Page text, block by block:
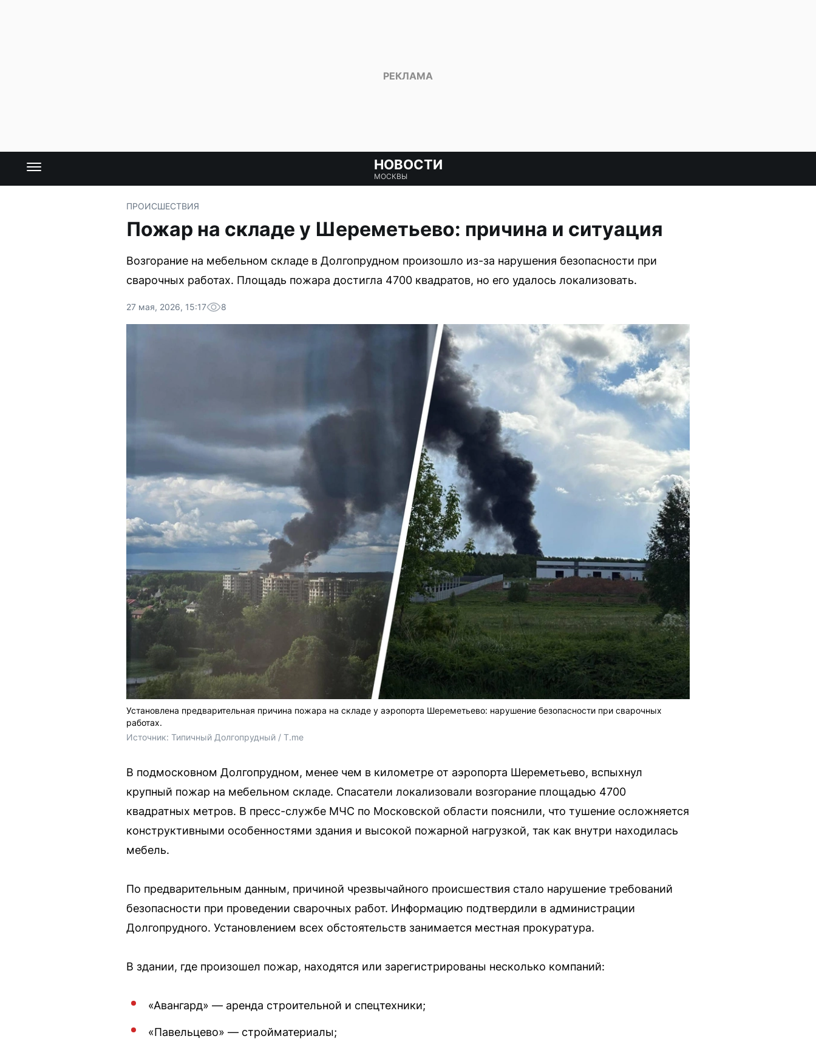
НОВОСТИ
МОСКВЫ
ПРОИСШЕСТВИЯ
Пожар на складе у Шереметьево: причина и ситуация
Возгорание на мебельном складе в Долгопрудном произошло из-за нарушения безопасности при
сварочных работах. Площадь пожара достигла 4700 квадратов, но его удалось локализовать.
27 мая, 2026, 15:17 8
Установлена предварительная причина пожара на складе у аэропорта Шереметьево: нарушение безопасности при сварочных
работах.
Источник: Типичный Долгопрудный / T.me
В подмосковном Долгопрудном, менее чем в километре от аэропорта Шереметьево, вспыхнул
крупный пожар на мебельном складе. Спасатели локализовали возгорание площадью 4700
квадратных метров. В пресс-службе МЧС по Московской области пояснили, что тушение осложняется
конструктивными особенностями здания и высокой пожарной нагрузкой, так как внутри находилась
мебель.
По предварительным данным, причиной чрезвычайного происшествия стало нарушение требований
безопасности при проведении сварочных работ. Информацию подтвердили в администрации
Долгопрудного. Установлением всех обстоятельств занимается местная прокуратура.
В здании, где произошел пожар, находятся или зарегистрированы несколько компаний:
«Авангард» — аренда строительной и спецтехники;
«Павельцево» — стройматериалы;